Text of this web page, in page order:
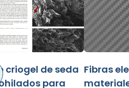
criogel de seda
para
Fibras